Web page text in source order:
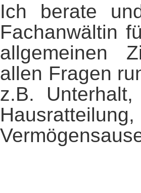
Ich berate
Fachanwältin
allgemeinen
allen Fragen
z.B.